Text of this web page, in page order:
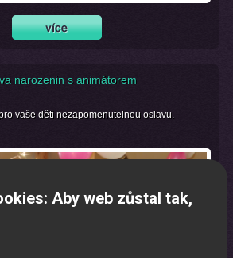
narozenin s animátorem
vaše děti nezapomenutelnou oslavu.
Aby web zůstal tak,